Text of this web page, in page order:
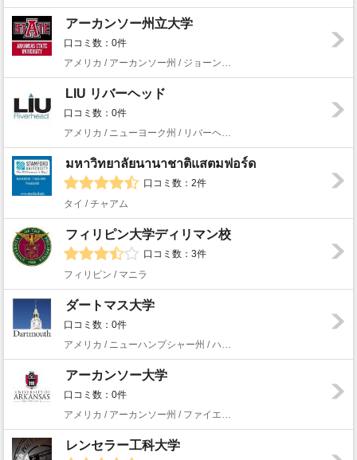
アーカンソー州立大学
口コミ数：0件
アメリカ / アーカンソー州 / ジョーンズボロ
LIU リバーヘッド
口コミ数：0件
アメリカ / ニューヨーク州 / リバーヘッド
มหาวิทยาลัยนานาชาติแสตมฟอร์ด
口コミ数：2件
タイ / チャアム
フィリピン大学ディリマン校
口コミ数：3件
フィリピン / マニラ
ダートマス大学
口コミ数：0件
アメリカ / ニューハンプシャー州 / ハノーバー
アーカンソー大学
口コミ数：0件
アメリカ / アーカンソー州 / ファイエットビル
レンセラー工科大学